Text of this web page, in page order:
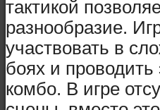
тактикой
разнообразие.
участвовать в
боях и
комбо. В игре